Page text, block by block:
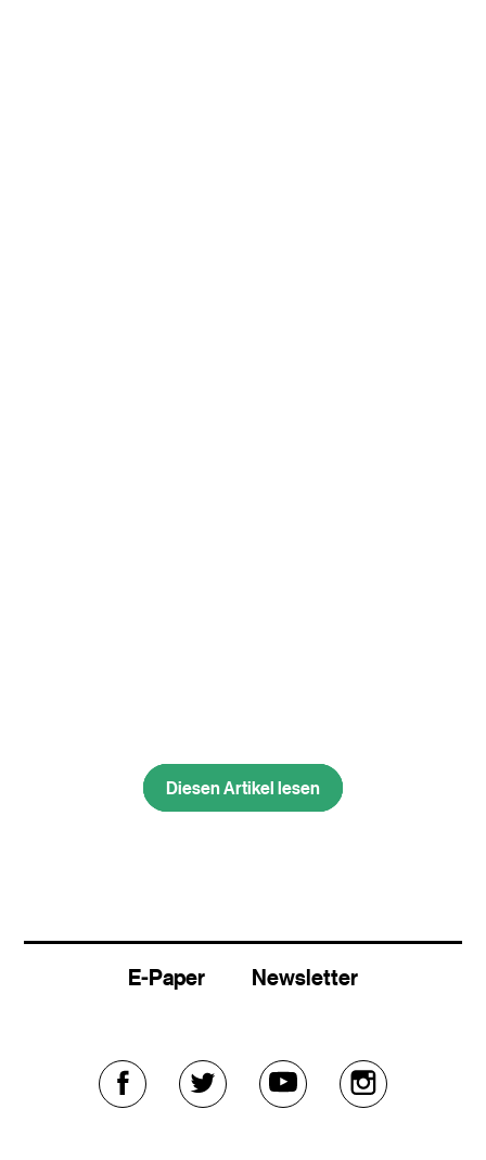
Diesen Artikel lesen
Diesen Artikel lesen
E-Paper Newsletter
Externer Externer Externer Externer